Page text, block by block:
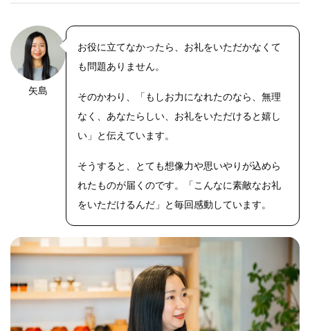
矢島
お役に立てなかったら、お礼をいただかなくて
も問題ありません。
そのかわり、「もしお力になれたのなら、無理
なく、あなたらしい、お礼をいただけると嬉し
い」と伝えています。
そうすると、とても想像力や思いやりが込めら
れたものが届くのです。「こんなに素敵なお礼
をいただけるんだ」と毎回感動しています。